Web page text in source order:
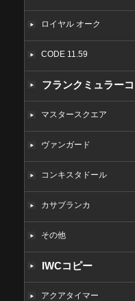
ロイヤル オーク
CODE 11.59
フランクミュラーコ
ピーマスタースクエア
ヴァンガード
コンキスタドール
カサブランカ
その他
IWCコピー
アクアタイマー